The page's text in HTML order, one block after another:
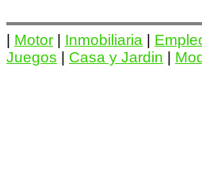
Motor Inmobiliaria
Juegos
Casa y Jardin